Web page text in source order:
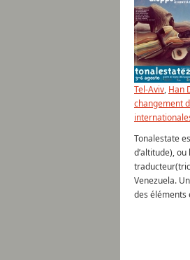
Tel-Aviv, Han
changement
Tonalestate
d’altitude),
Venezuela.
des éléments